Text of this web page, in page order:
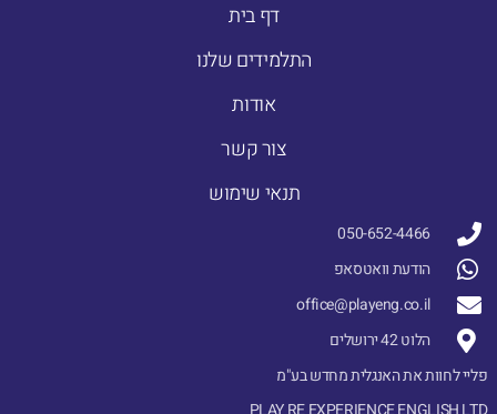
050-652-4466
הודעת וואטסאפ
office@playeng.co.il
הלוט 42 ירושלים
פליי לחוות את האנגלית מחדש בע"מ
דף בית
התלמידים שלנו
אודות
צור קשר
תנאי שימוש